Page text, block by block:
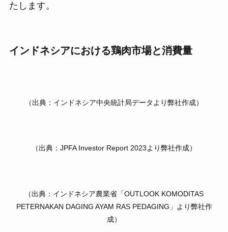
たします。
インドネシアにおける鶏肉市場と消費量
（出典：インドネシア中央統計局データより弊社作成）
（出典：JPFA Investor Report 2023より弊社作成）
（出典：インドネシア農業省「OUTLOOK KOMODITAS
PETERNAKAN DAGING AYAM RAS PEDAGING」より弊社作
成）